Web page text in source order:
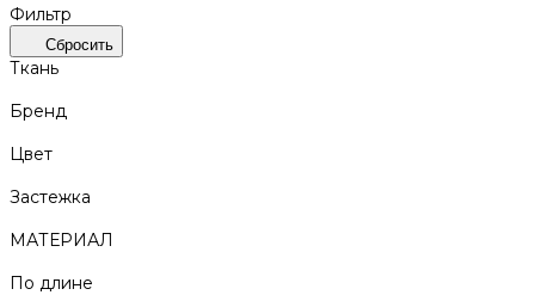
Фильтр
Сбросить
Ткань
Бренд
Цвет
Застежка
МАТЕРИАЛ
По длине